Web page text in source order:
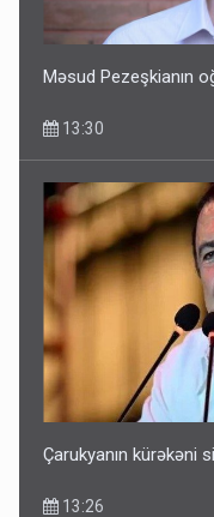
Məsud Pezeşkianın
13:30
Çarukyanın kürəkəni
13:26